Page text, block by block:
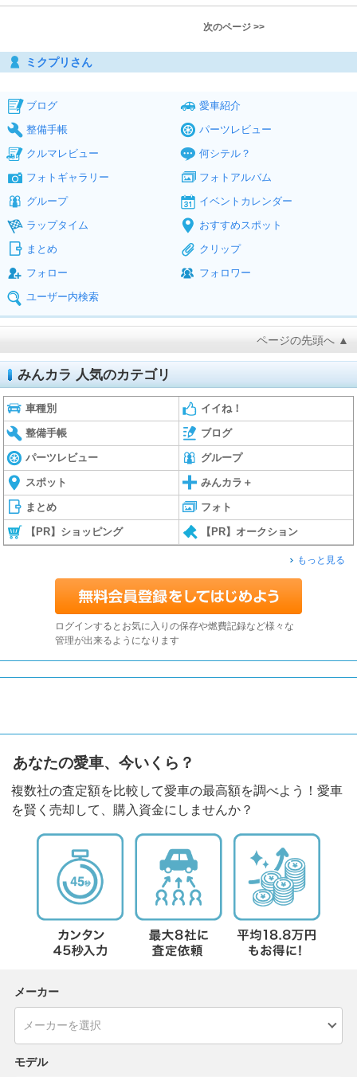
次のページ >>
ミクプリさん
ブログ
愛車紹介
整備手帳
パーツレビュー
クルマレビュー
何シテル？
フォトギャラリー
フォトアルバム
グループ
イベントカレンダー
ラップタイム
おすすめスポット
まとめ
クリップ
フォロー
フォロワー
ユーザー内検索
ページの先頭へ ▲
みんカラ 人気のカテゴリ
車種別 イイね！
整備手帳 ブログ
パーツレビュー グループ
スポット みんカラ＋
まとめ フォト
【PR】ショッピング 【PR】オークション
もっと見る
ログインするとお気に入りの保存や燃費記録など様々な
管理が出来るようになります
あなたの愛車、今いくら？
複数社の査定額を比較して愛車の最高額を調べよう！愛車
を賢く売却して、購入資金にしませんか？
メーカー
モデル